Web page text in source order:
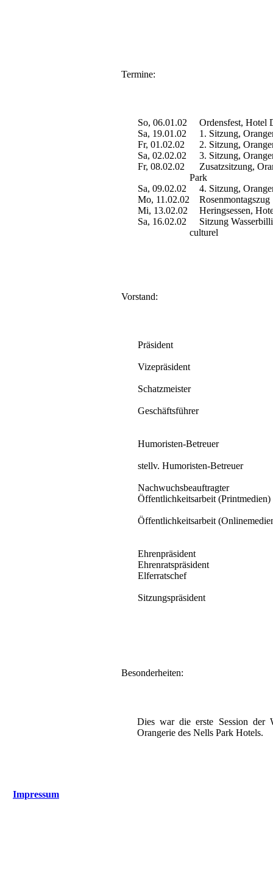
Termine:
So, 06.01.02
Ordensfest, Hotel
Sa, 19.01.02
1. Sitzung,
Fr, 01.02.02
2. Sitzung,
Sa, 02.02.02
3. Sitzung,
Fr, 08.02.02
Zusatzsitzung,
Park
Sa, 09.02.02
4. Sitzung,
Mo, 11.02.02 Rosenmontagszug
Mi, 13.02.02
Heringsessen,
Sa, 16.02.02
Sitzung
culturel
Vorstand:
Präsident
Vizepräsident
Schatzmeister
Geschäftsführer
Humoristen-Betreuer
stellv. Humoristen-Betreuer
Nachwuchsbeauftragter
Öffentlichkeitsarbeit (Printmedien)
Öffentlichkeitsarbeit
Ehrenpräsident
Ehrenratspräsident
Elferratschef
Sitzungspräsident
Besonderheiten:
Dies war die erste Session der
Orangerie des Nells Park Hotels.
Impressum